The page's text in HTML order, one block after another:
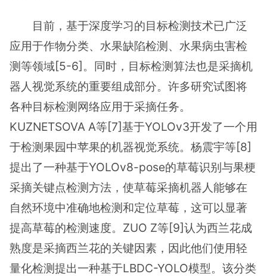
目前，基于深度学习的目标检测技术已广泛
应用于作物分类、水果缺陷检测、水果病虫害检
测等领域[5-6]。同时，目标检测算法也是采摘机
器人视觉系统的重要组成部分。许多研究试图将
各种目标检测网络应用于采摘任务。
KUZNETSOVA A等[7]基于YOLOv3开发了一个用
于检测果园中苹果的机器视觉系统。杨震宇等[8]
提出了一种基于YOLOv8-pose的草莓识别与果梗
采摘关键点检测方法，使草莓采摘机器人能够在
自然环境中准确地检测和定位草莓，这可以显著
提高草莓的检测速度。ZUO Z等[9]认为西兰花成
熟度是采摘西兰花的关键因素，因此他们使用轻
量化检测提出一种基于LBDC-YOLO模型。该分类